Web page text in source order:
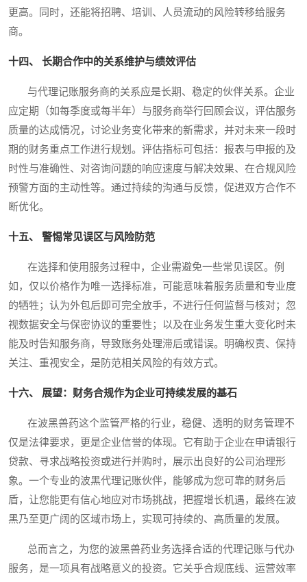
更高。同时，还能将招聘、培训、人员流动的风险转移给服务
商。
十四、 长期合作中的关系维护与绩效评估
与代理记账服务商的关系应是长期、稳定的伙伴关系。企业
应定期（如每季度或每半年）与服务商举行回顾会议，评估服务
质量的达成情况，讨论业务变化带来的新需求，并对未来一段时
期的财务重点工作进行规划。评估指标可包括：报表与申报的及
时性与准确性、对咨询问题的响应速度与解决效果、在合规风险
预警方面的主动性等。通过持续的沟通与反馈，促进双方合作不
断优化。
十五、 警惕常见误区与风险防范
在选择和使用服务过程中，企业需避免一些常见误区。例
如，仅以价格作为唯一选择标准，可能意味着服务质量和专业度
的牺牲；认为外包后即可完全放手，不进行任何监督与核对；忽
视数据安全与保密协议的重要性；以及在业务发生重大变化时未
能及时告知服务商，导致账务处理滞后或错误。明确权责、保持
关注、重视安全，是防范相关风险的有效方式。
十六、 展望：财务合规作为企业可持续发展的基石
在波黑兽药这个监管严格的行业，稳健、透明的财务管理不
仅是法律要求，更是企业信誉的体现。它有助于企业在申请银行
贷款、寻求战略投资或进行并购时，展示出良好的公司治理形
象。一个专业的波黑代理记账伙伴，能够成为您可靠的财务后
盾，让您能更有信心地应对市场挑战，把握增长机遇，最终在波
黑乃至更广阔的区域市场上，实现可持续的、高质量的发展。
总而言之，为您的波黑兽药业务选择合适的代理记账与代办
服务，是一项具有战略意义的投资。它关乎合规底线、运营效率